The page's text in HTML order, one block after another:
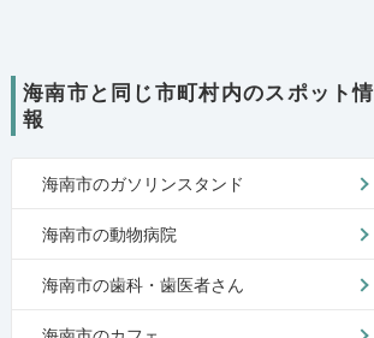
海南市と同じ市町村内のスポット情
報
海南市のガソリンスタンド
海南市の動物病院
海南市の歯科・歯医者さん